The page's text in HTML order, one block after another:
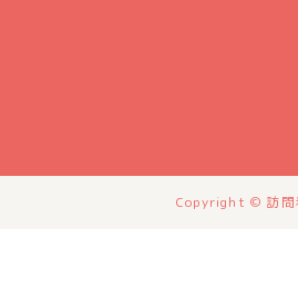
Copyright © 訪問